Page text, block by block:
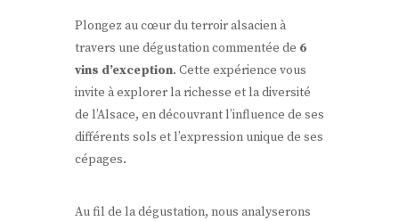
Plongez au cœur du terroir alsacien à
travers une dégustation commentée de 6
vins d’exception. Cette expérience vous
invite à explorer la richesse et la diversité
de l’Alsace, en découvrant l’influence de ses
différents sols et l’expression unique de ses
cépages.
Au fil de la dégustation, nous analyserons